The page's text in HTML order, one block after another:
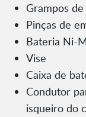
Grampos
Pinças de
Bateria Ni-
Vise
Caixa de
Condutor
isqueiro do